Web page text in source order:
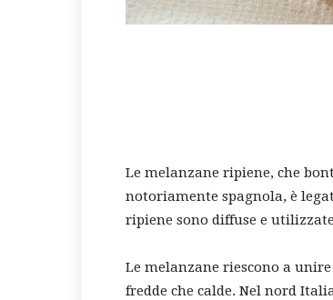
Le melanzane ripiene, che
notoriamente spagnola, è
ripiene sono diffuse e
Le melanzane riescono a
fredde che calde. Nel nord